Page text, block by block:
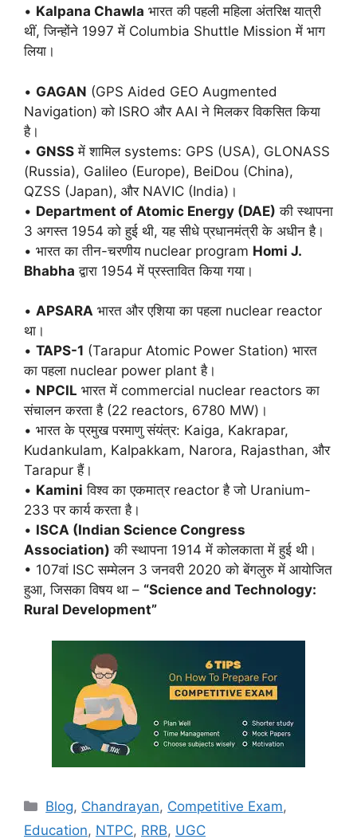
• Kalpana Chawla भारत की पहली महिला अंतरिक्ष यात्री
थीं, जिन्होंने 1997 में Columbia Shuttle Mission में भाग
लिया।
• GAGAN (GPS Aided GEO Augmented
Navigation) को ISRO और AAI ने मिलकर विकसित किया
है।
• GNSS में शामिल systems: GPS (USA), GLONASS
(Russia), Galileo (Europe), BeiDou (China),
QZSS (Japan), और NAVIC (India)।
• Department of Atomic Energy (DAE) की स्थापना
3 अगस्त 1954 को हुई थी, यह सीधे प्रधानमंत्री के अधीन है।
• भारत का तीन-चरणीय nuclear program Homi J.
Bhabha द्वारा 1954 में प्रस्तावित किया गया।
• APSARA भारत और एशिया का पहला nuclear reactor
था।
• TAPS-1 (Tarapur Atomic Power Station) भारत
का पहला nuclear power plant है।
• NPCIL भारत में commercial nuclear reactors का
संचालन करता है (22 reactors, 6780 MW)।
• भारत के प्रमुख परमाणु संयंत्र: Kaiga, Kakrapar,
Kudankulam, Kalpakkam, Narora, Rajasthan, और
Tarapur हैं।
• Kamini विश्व का एकमात्र reactor है जो Uranium-
233 पर कार्य करता है।
• ISCA (Indian Science Congress
Association) की स्थापना 1914 में कोलकाता में हुई थी।
• 107वां ISC सम्मेलन 3 जनवरी 2020 को बेंगलुरु में आयोजित
हुआ, जिसका विषय था – “Science and Technology:
Rural Development”
Categories
Blog, Chandrayan, Competitive Exam,
Education, NTPC, RRB, UGC